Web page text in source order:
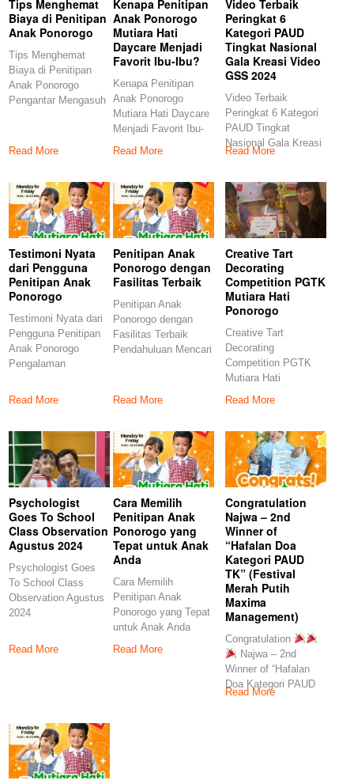
Tips Menghemat
Biaya di Penitipan
Anak Ponorogo
Tips Menghemat
Biaya di Penitipan
Anak Ponorogo
Pengantar Mengasuh
Read More
Kenapa Penitipan
Anak Ponorogo
Mutiara Hati
Daycare Menjadi
Favorit Ibu-Ibu?
Kenapa Penitipan
Anak Ponorogo
Mutiara Hati Daycare
Menjadi Favorit Ibu-
Anak Ponorogo:
Read More
Video Terbaik
Peringkat 6
Kategori PAUD
Tingkat Nasional
Gala Kreasi Video
GSS 2024
Video Terbaik
Peringkat 6 Kategori
PAUD Tingkat
Nasional Gala Kreasi
Video GSS 2024
Read More
Testimoni Nyata
dari Pengguna
Penitipan Anak
Ponorogo
Testimoni Nyata dari
Pengguna Penitipan
Anak Ponorogo
Pengalaman
Penitipan Anak
Read More
Penitipan Anak
Ponorogo dengan
Fasilitas Terbaik
Penitipan Anak
Ponorogo dengan
Fasilitas Terbaik
Pendahuluan Mencari
Read More
Creative Tart
Decorating
Competition PGTK
Mutiara Hati
Ponorogo
Creative Tart
Decorating
Competition PGTK
Mutiara Hati
Read More
Psychologist
Goes To School
Class Observation
Agustus 2024
Psychologist Goes
To School Class
Observation Agustus
2024
Read More
Cara Memilih
Penitipan Anak
Ponorogo yang
Tepat untuk Anak
Anda
Cara Memilih
Penitipan Anak
Ponorogo yang Tepat
untuk Anak Anda
penitipan anak
Read More
Congratulation
Najwa – 2nd
Winner of
“Hafalan Doa
Kategori PAUD
TK” (Festival
Merah Putih
Maxima
Management)
Congratulation
Najwa – 2nd
Winner of “Hafalan
Doa Kategori PAUD
TK” (Festival Merah
Read More